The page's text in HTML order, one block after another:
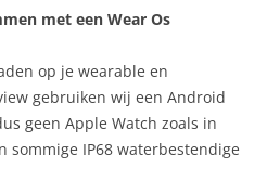
met een Wear Os
op je wearable en
gebruiken wij een Android
geen Apple Watch zoals in
sommige IP68 waterbestendige